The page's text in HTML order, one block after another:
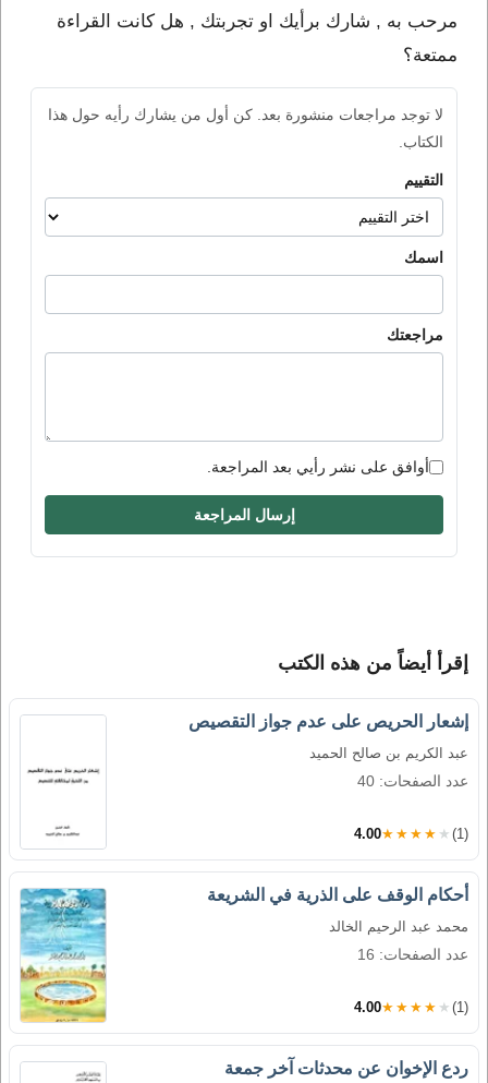
مرحب به , شارك برأيك او تجربتك , هل كانت القراءة
ممتعة؟
لا توجد مراجعات منشورة بعد. كن أول من يشارك رأيه حول هذا
الكتاب.
التقييم
اسمك
مراجعتك
أوافق على نشر رأيي بعد المراجعة.
إرسال المراجعة
إقرأ أيضاً من هذه الكتب
إشعار الحريص على عدم جواز التقصيص
عبد الكريم بن صالح الحميد
عدد الصفحات: 40
4.00★★★★★ (1)
أحكام الوقف على الذرية في الشريعة
محمد عبد الرحيم الخالد
عدد الصفحات: 16
4.00★★★★★ (1)
ردع الإخوان عن محدثات آخر جمعة